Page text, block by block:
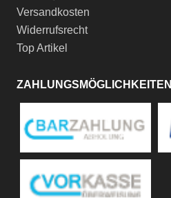
Versandkosten
Widerrufsrecht
Top Artikel
ZAHLUNGSMÖGLICHKEITEN